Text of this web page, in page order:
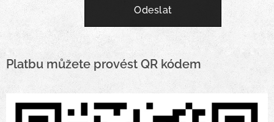
Odeslat
Platbu můžete provést QR kódem